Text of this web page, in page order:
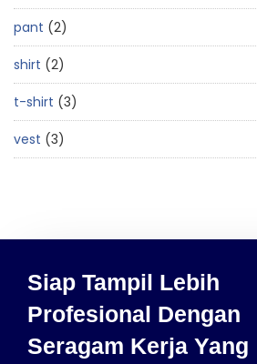
pant 2
shirt 2
t-shirt 3
vest 3
Siap Tampil Lebih
Profesional Dengan
Seragam Kerja Yang